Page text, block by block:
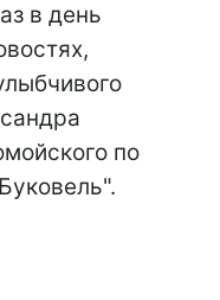
в день
по